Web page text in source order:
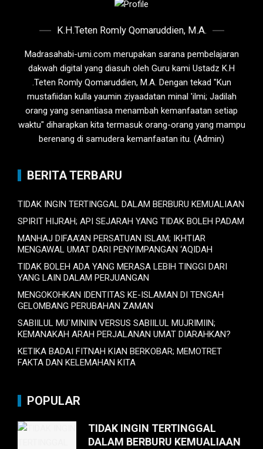
K.H.Teten Romly Qomaruddien, M.A.
Madrasahabi-umi.com merupakan sarana pembelajaran
dakwah digital yang diasuh oleh Guru kami Ustadz K.H
.Teten Romly Qomaruddien, M.A. Dengan tekad "Kun
mustafiidan kulla yaumin ziyaadatan minal 'ilmi; Jadilah
orang yang senantiasa menambah kemanfaatan setiap
waktu" diharapkan kita termasuk orang-orang yang mampu
berenang di samudera kemanfaatan itu. (Admin)
BERITA TERBARU
TIDAK INGIN TERTINGGAL DALAM BERBURU KEMUALIAAN
SPIRIT HIJRAH; API SEJARAH YANG TIDAK BOLEH PADAM
MANHAJ DIFAA’AN PERSATUAN ISLAM; IKHTIAR
MENGAWAL UMAT DARI PENYIMPANGAN ‘AQIDAH
TIDAK BOLEH ADA YANG MERASA LEBIH TINGGI DARI
YANG LAIN DALAM PERJUANGAN
MENGOKOHKAN IDENTITAS KE-ISLAMAN DI TENGAH
GELOMBANG PERUBAHAN ZAMAN
SABIILUL MU`MINIIN VERSUS SABIILUL MUJRIMIIN;
KEMANAKAH ARAH PERJALANAN UMAT DIARAHKAN?
KETIKA BADAI FITNAH KIAN BERKOBAR; MEMOTRET
FAKTA DAN KELEMAHAN KITA
POPULAR
TIDAK INGIN TERTINGGAL
DALAM BERBURU KEMUALIAAN